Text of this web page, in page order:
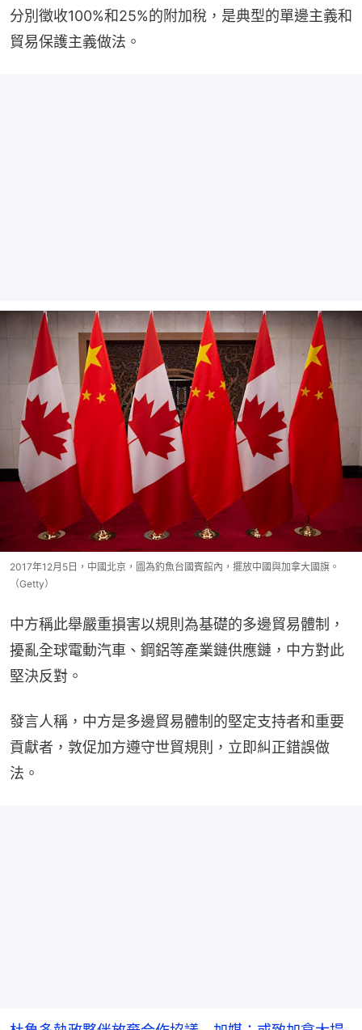
分別徵收100%和25%的附加稅，是典型的單邊主義和
貿易保護主義做法。
2017年12月5日，中國北京，圖為釣魚台國賓館內，擺放中國與加拿大國旗。
（Getty）
中方稱此舉嚴重損害以規則為基礎的多邊貿易體制，
擾亂全球電動汽車、鋼鋁等產業鏈供應鏈，中方對此
堅決反對。
發言人稱，中方是多邊貿易體制的堅定支持者和重要
貢獻者，敦促加方遵守世貿規則，立即糾正錯誤做
法。